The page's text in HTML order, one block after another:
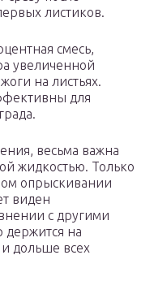
листиков.
смесь,
увеличенной
на листьях.
для
весьма важна
жидкостью. Только
опрыскивании
виден
с другими
держится на
дольше всех